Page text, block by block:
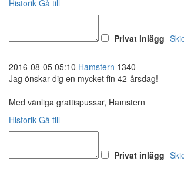
Historik Gå till
Privat inlägg
2016-08-05 05:10 Hamstern 1340
Jag önskar dig en mycket fin 42-årsdag!
Med vänliga grattispussar, Hamstern
Historik Gå till
Privat inlägg